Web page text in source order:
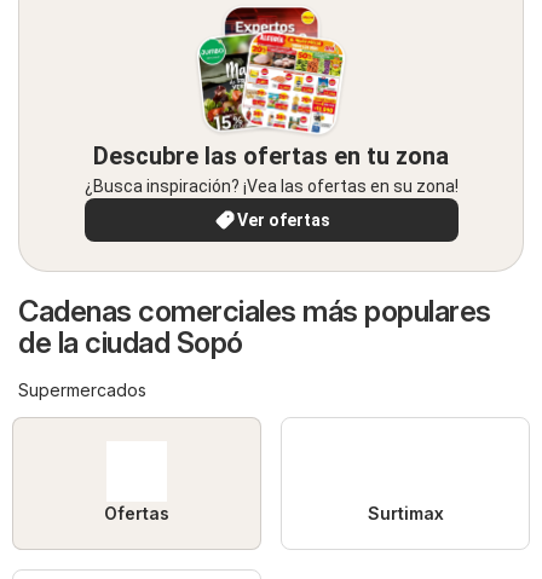
Descubre las ofertas en tu zona
¿Busca inspiración? ¡Vea las ofertas en su zona!
Ver ofertas
Cadenas comerciales más populares
de la ciudad Sopó
Supermercados
Ofertas Surtimax